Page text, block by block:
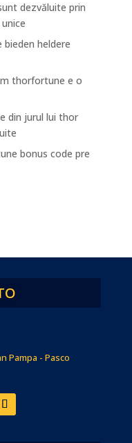
dezvăluite prin
heldere
thorfortune e o
din jurul lui thor
bonus code pre
Pampa - Pasco